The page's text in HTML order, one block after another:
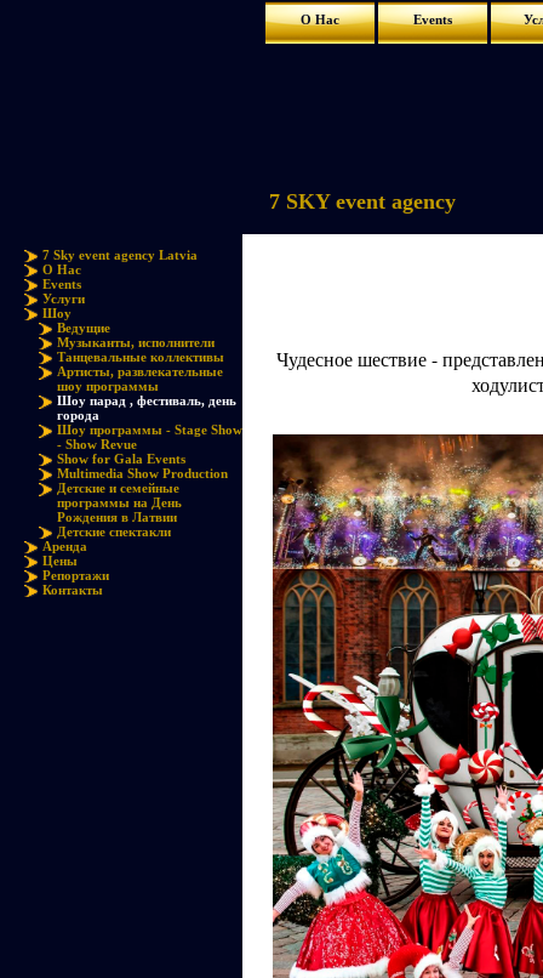
О Нас Events
7 Sky event agency Latvia
О Нас
Events
Услуги
Шоу
Ведущие
Музыканты, исполнители
Танцевальные коллективы
Артисты, развлекательные
шоу программы
Шоу парад , фестиваль, день
города
Шоу программы - Stage Show
- Show Revue
Show for Gala Events
Multimedia Show Production
Детские и семейные
программы на День
Рождения в Латвии
Детские спектакли
Аренда
Цены
Репортажи
Контакты
7 SKY event agency
Чудесное шествие -